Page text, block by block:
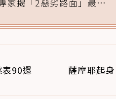
90還
薩摩耶起